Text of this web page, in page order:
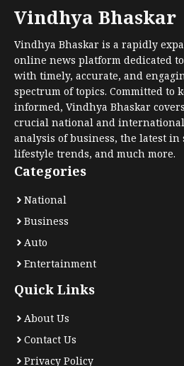
Vindhya Bhaskar
Vindhya Bhaskar is a rapidly
online news platform dedicated
with timely, accurate, and
spectrum of topics. Committed to
informed, Vindhya Bhaskar
crucial national and
analysis of business, the latest in
lifestyle trends, and much more.
Categories
National
Business
Auto
Entertainment
Quick Links
About Us
Contact Us
Privacy Policy